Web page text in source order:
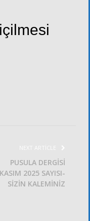
NEXT ARTICLE
PUSULA DERGİSİ
KASIM 2025 SAYISI-
SİZİN KALEMİNİZ